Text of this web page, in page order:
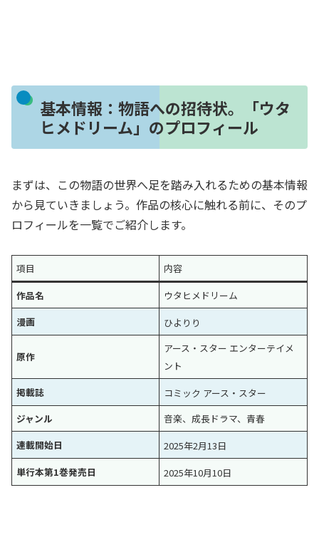
基本情報：物語への招待状。「ウタ
ヒメドリーム」のプロフィール
まずは、この物語の世界へ足を踏み入れるための基本情報
から見ていきましょう。作品の核心に触れる前に、そのプ
ロフィールを一覧でご紹介します。
項目
内容
作品名
ウタヒメドリーム
漫画
ひよりり
原作
アース・スター エンターテイメ
ント
掲載誌
コミック アース・スター
ジャンル
音楽、成長ドラマ、青春
連載開始日
2025年2月13日
単行本第1巻発売日
2025年10月10日